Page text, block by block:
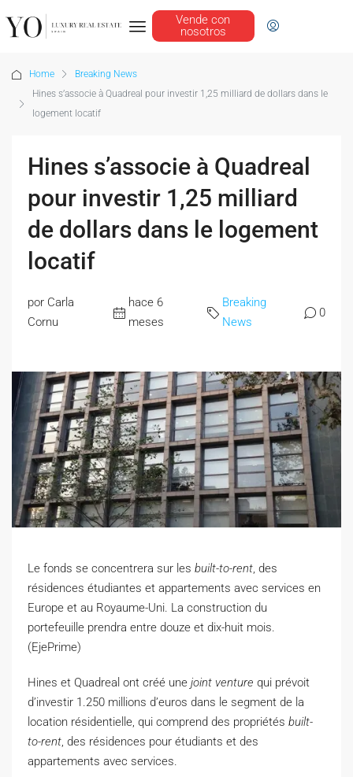
Vende con
nosotros
Home
Breaking News
Hines s’associe à Quadreal pour investir 1,25 milliard de dollars dans le
logement locatif
Hines s’associe à Quadreal
pour investir 1,25 milliard
de dollars dans le logement
locatif
por Carla
Cornu
hace 6
meses
Breaking
News
0
Le fonds se concentrera sur les built-to-rent, des
résidences étudiantes et appartements avec services en
Europe et au Royaume-Uni. La construction du
portefeuille prendra entre douze et dix-huit mois.
(EjePrime)
Hines et Quadreal ont créé une joint venture qui prévoit
d’investir 1.250 millions d’euros dans le segment de la
location résidentielle, qui comprend des propriétés built-
to-rent, des résidences pour étudiants et des
appartements avec services.